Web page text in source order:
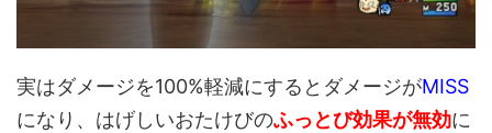
実はダメージを100%軽減にするとダメージがMISS
になり、はげしいおたけびのふっとび効果が無効に